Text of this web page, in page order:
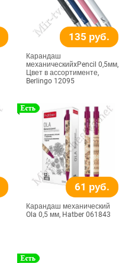
135 руб.
Карандаш
механическийxPencil 0,5мм,
Цвет в ассортименте,
Berlingo 12095
61 руб.
Карандаш механический
Ola 0,5 мм, Hatber 061843